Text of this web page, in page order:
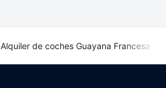
Alquiler de coches Guayana Francesa